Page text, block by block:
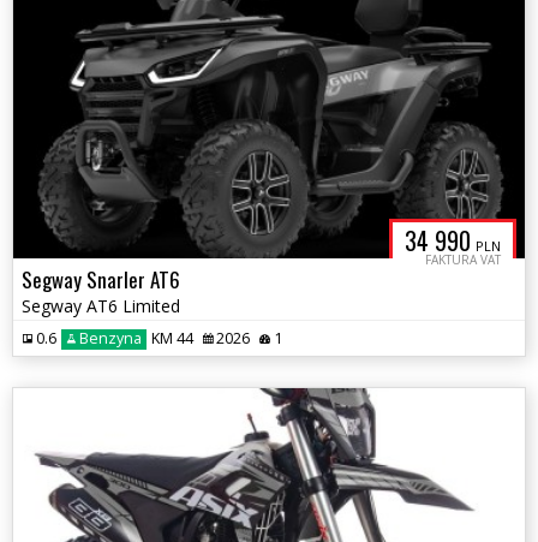
34 990 PLN
FAKTURA VAT
Segway Snarler AT6
Segway AT6 Limited
0.6 Benzyna KM 44 2026 1